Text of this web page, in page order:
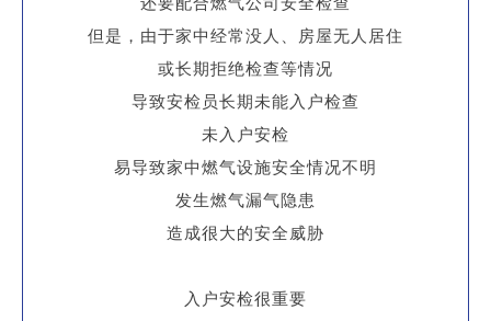
但是，由于家中经常没人、房屋无人居住
或长期拒绝检查等情况
导致安检员长期未能入户检查
未入户安检
易导致家中燃气设施安全情况不明
发生燃气漏气隐患
造成很大的安全威胁
入户安检很重要